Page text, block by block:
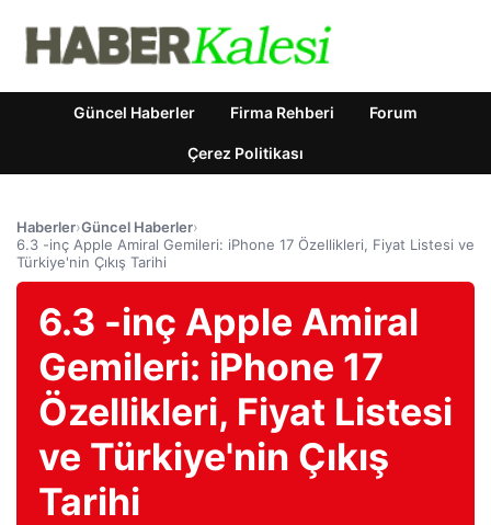
Güncel Haberler Firma Rehberi Forum
Çerez Politikası
Haberler›Güncel Haberler›
6.3 -inç Apple Amiral Gemileri: iPhone 17 Özellikleri, Fiyat Listesi ve
Türkiye'nin Çıkış Tarihi
6.3 -inç Apple Amiral
Gemileri: iPhone 17
Özellikleri, Fiyat Listesi
ve Türkiye'nin Çıkış
Tarihi